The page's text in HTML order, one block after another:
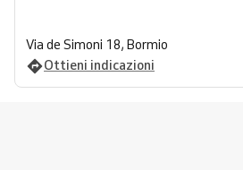
Via de Simoni 18, Bormio
Ottieni indicazioni